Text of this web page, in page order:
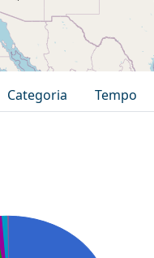
Categoria
Tempo